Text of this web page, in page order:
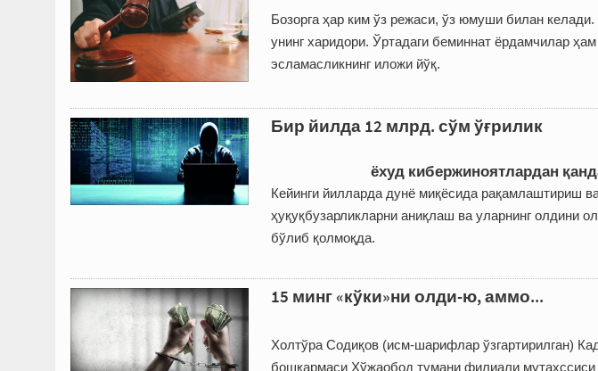
Бозорга ҳар ким ўз режаси, ўз юмуши билан
унинг харидори. Ўртадаги беминнат ёрдамчилар
эсламасликнинг иложи йўқ.
Бир йилда 12 млрд. сўм ўғрилик
ёхуд кибержиноятлардан
Кейинги йилларда дунё миқёсида рақамлаштириш
ҳуқуқбузарликларни аниқлаш ва уларнинг олдини
бўлиб қолмоқда.
15 минг «кўки»ни олди-ю, аммо...
Холтўра Содиқов (исм-шарифлар ўзгартирилган)
бошқармаси Хўжаобод тумани филиали